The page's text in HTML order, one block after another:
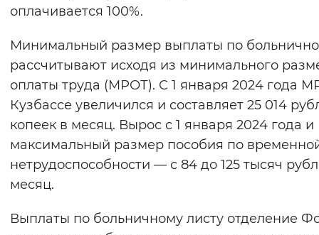
оплачивается 100%.
Минимальный размер выплаты по
рассчитывают исходя из минимального
оплаты труда (МРОТ). С 1 января 2024 года
Кузбассе увеличился и составляет 25 014
копеек в месяц. Вырос с 1 января 2024 года и
максимальный размер пособия по
нетрудоспособности — с 84 до 125 тысяч
месяц.
Выплаты по больничному листу отделение